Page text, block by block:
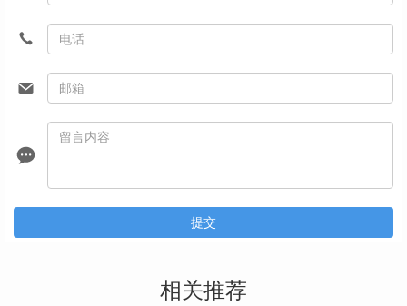
提交
相关推荐